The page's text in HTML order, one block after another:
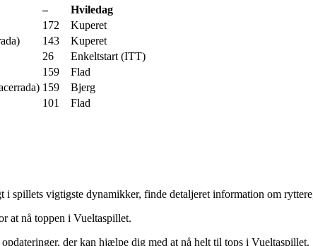
–
Hviledag
172
Kuperet
143
Kuperet
26
Enkeltstart (ITT)
159
Flad
159
Bjerg
101 Flad
spillets vigtigste dynamikker, finde detaljeret information om
at nå toppen i Vueltaspillet.
der kan hjælpe dig med at nå helt til tops i Vueltaspillet.